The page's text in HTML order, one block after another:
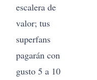
escalera de
valor; tus
superfans
pagarán con
gusto 5 a 10